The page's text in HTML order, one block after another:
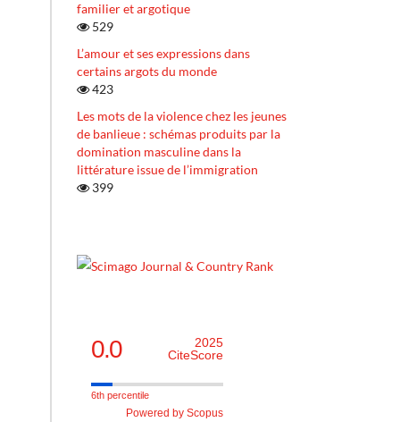
familier et argotique
529
L’amour et ses expressions dans
certains argots du monde
423
Les mots de la violence chez les jeunes
de banlieue : schémas produits par la
domination masculine dans la
littérature issue de l’immigration
399
0.0
2025
CiteScore
6th percentile
Powered by Scopus